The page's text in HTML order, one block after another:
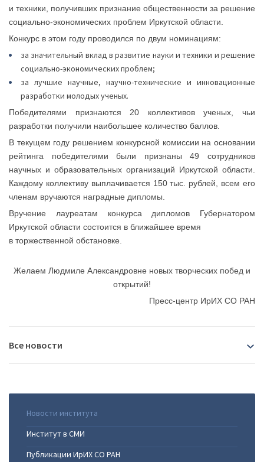
и техники, получивших признание общественности за решение
социально-экономических проблем Иркутской области.
Конкурс в этом году проводился по двум номинациям:
за значительный вклад в развитие науки и техники и решение
социально-экономических проблем;
за лучшие научные, научно-технические и инновационные
разработки молодых ученых.
Победителями признаются 20 коллективов ученых, чьи
разработки получили наибольшее количество баллов.
В текущем году решением конкурсной комиссии на основании
рейтинга победителями были признаны 49 сотрудников
научных и образовательных организаций Иркутской области.
Каждому коллективу выплачивается 150 тыс. рублей, всем его
членам вручаются наградные дипломы.
Вручение лауреатам конкурса дипломов Губернатором
Иркутской области состоится в ближайшее время
в торжественной обстановке.
Желаем Людмиле Александровне новых творческих побед и
открытий!
Пресс-центр ИрИХ СО РАН
Все новости
международный демографический форум
29.07.2026|Сотрудница Института Фаворского -
единственная в России обладательница награды для
2025
ИрИХ СО РАН
2024
Новости института
Институт в СМИ
Публикации ИрИХ СО РАН